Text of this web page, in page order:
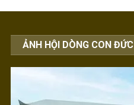
ẢNH HỘI DÒNG CON